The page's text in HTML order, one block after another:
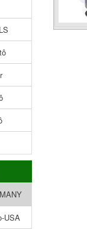
USA